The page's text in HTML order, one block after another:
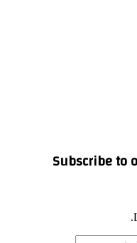
Subscribe to